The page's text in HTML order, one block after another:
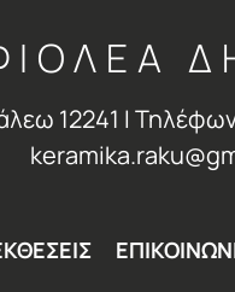
12241 Ι